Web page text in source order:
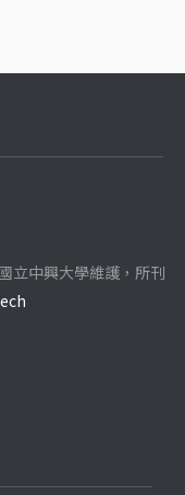
立中興大學維護，所刊